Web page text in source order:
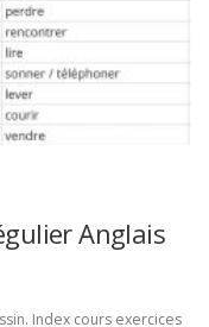
Anglais
Index cours exercices